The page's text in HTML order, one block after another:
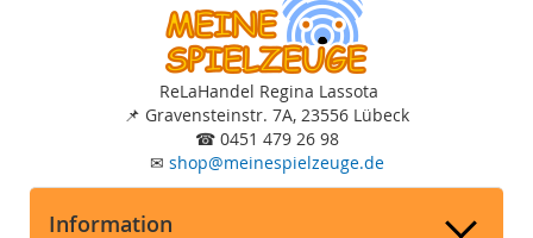
ReLaHandel Regina Lassota
📌 Gravensteinstr. 7A, 23556 Lübeck
☎ 0451 479 26 98
✉ shop@meinespielzeuge.de
Information